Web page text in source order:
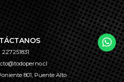
227251831
801, Puente Alto